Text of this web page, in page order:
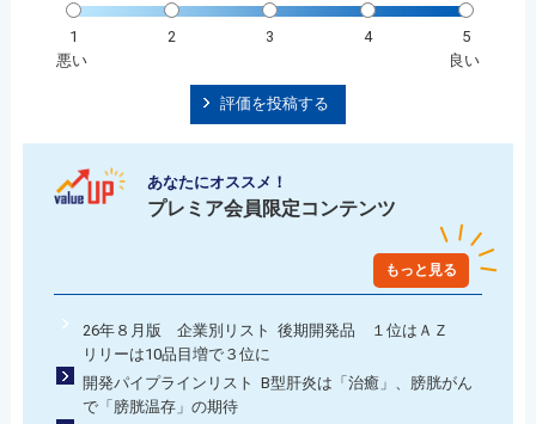
1 2 3 4
5
悪い
良い
評価を投稿する
あなたにオススメ！
プレミア会員限定コンテンツ
もっと見る
26年８月版 企業別リスト 後期開発品 １位はＡＺ
リリーは10品目増で３位に
開発パイプラインリスト B型肝炎は「治癒」、膀胱がん
で「膀胱温存」の期待